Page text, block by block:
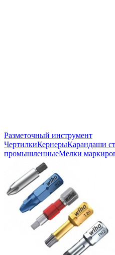
Разметочный инструмент
ЧертилкиКернерыКарандаши
промышленныеМелки